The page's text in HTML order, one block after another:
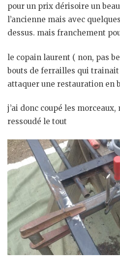
pour un prix dérisoire un
l’ancienne mais avec
dessus. mais franchement
le copain laurent ( non, pas
bouts de ferrailles qui trainait
attaquer une restauration en
j’ai donc coupé les
ressoudé le tout